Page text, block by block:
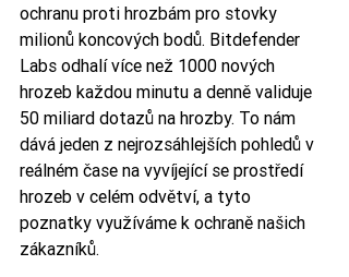
ochranu proti hrozbám pro stovky
milionů koncových bodů. Bitdefender
Labs odhalí více než 1000 nových
hrozeb každou minutu a denně validuje
50 miliard dotazů na hrozby. To nám
dává jeden z nejrozsáhlejších pohledů v
reálném čase na vyvíjející se prostředí
hrozeb v celém odvětví, a tyto
poznatky využíváme k ochraně našich
zákazníků.